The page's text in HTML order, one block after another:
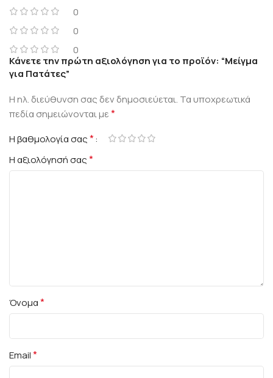
0
0
0
Κάνετε την πρώτη αξιολόγηση για το προϊόν: “Μείγμα
για Πατάτες”
Η ηλ. διεύθυνση σας δεν δημοσιεύεται. Τα υποχρεωτικά
πεδία σημειώνονται με*
Η βαθμολογία σας*
Η αξιολόγησή σας*
Όνομα*
Email*